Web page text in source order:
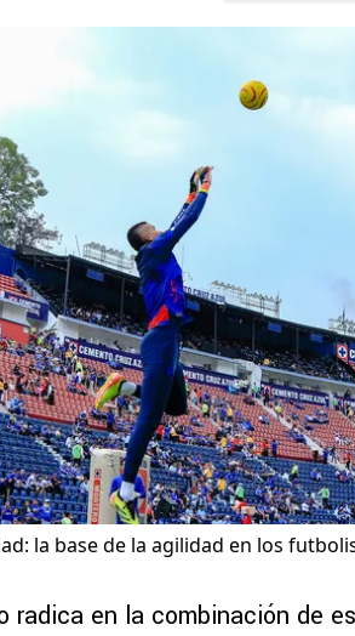
la base de la agilidad en los
radica en la combinación de